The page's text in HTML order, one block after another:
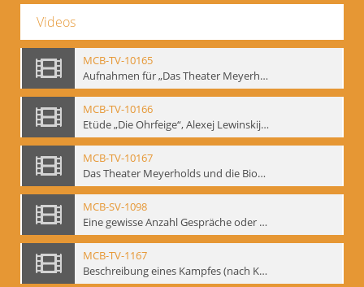
Videos
MCB-TV-10165
Aufnahmen für „Das Theater Meyerholds und die Biomechanik“ (14). Interview von Jörg Bochow mit Gennadij Bogdanow - Interne Signatur: BM-vid-192
MCB-TV-10166
Etüde „Die Ohrfeige“, Alexej Lewinskij und Gennadij Bogdanow - Interne Signatur: BM-vid-197
MCB-TV-10167
Das Theater Meyerholds und die Biomechanik. Ein Film des Mime Centrums in Zusammenarbeit mit Gennadij Bogdanow. - Interne Signatur: BM-vid-104
MCB-SV-1098
Eine gewisse Anzahl Gespräche oder das völlig umgearbeitete Stundenbuch, Berlin 1995.
MCB-TV-1167
Beschreibung eines Kampfes (nach Kafka)